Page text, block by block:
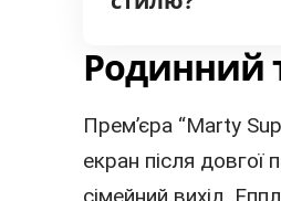
Родинний
Прем’єра “Marty
екран після довгої
сімейний вихід.